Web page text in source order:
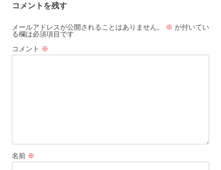
コメントを残す
メールアドレスが公開されることはありません。 ※ が付いてい
る欄は必須項目です
コメント ※
名前 ※